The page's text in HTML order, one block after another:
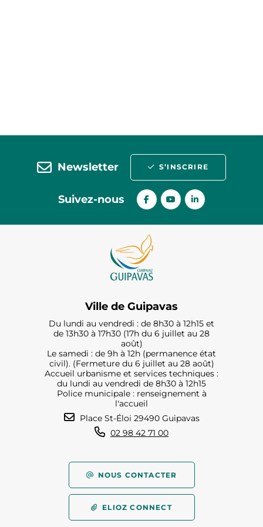
Newsletter S’INSCRIRE
Suivez-nous
Ville de Guipavas
Du lundi au vendredi : de 8h30 à 12h15 et
de 13h30 à 17h30 (17h du 6 juillet au 28
août)
Le samedi : de 9h à 12h (permanence état
civil). (Fermeture du 6 juillet au 28 août)
Accueil urbanisme et services techniques :
du lundi au vendredi de 8h30 à 12h15
Police municipale : renseignement à
l'accueil
Place St-Éloi 29490 Guipavas
02 98 42 71 00
NOUS CONTACTER
ELIOZ CONNECT